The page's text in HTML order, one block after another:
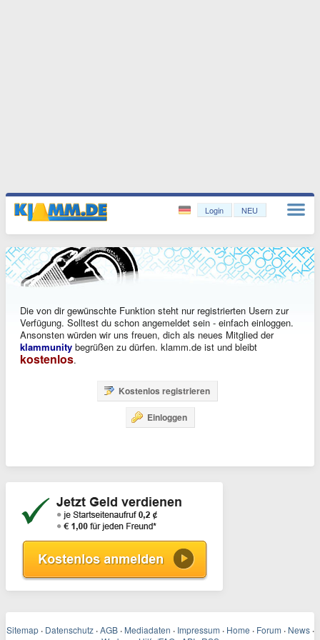
Login NEU
Die von dir gewünschte Funktion steht nur registrierten Usern zur
Verfügung. Solltest du schon angemeldet sein - einfach einloggen.
Ansonsten würden wir uns freuen, dich als neues Mitglied der
klammunity begrüßen zu dürfen. klamm.de ist und bleibt
kostenlos.
Kostenlos registrieren
Einloggen
Sitemap · Datenschutz · AGB · Mediadaten · Impressum · Home · Forum · News ·